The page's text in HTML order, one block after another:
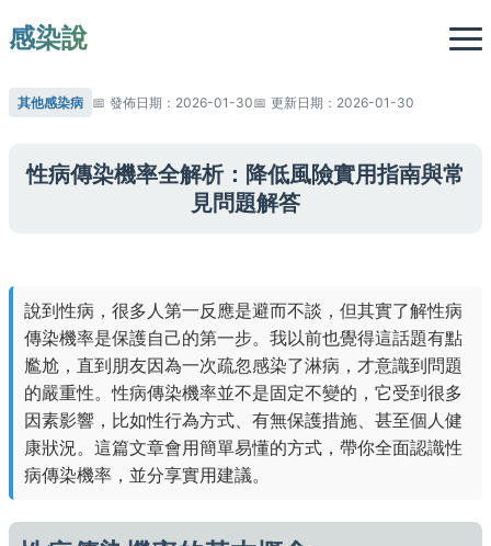
感染說
其他感染病 發佈日期：2026-01-30 更新日期：2026-01-30
性病傳染機率全解析：降低風險實用指南與常
見問題解答
說到性病，很多人第一反應是避而不談，但其實了解性病
傳染機率是保護自己的第一步。我以前也覺得這話題有點
尷尬，直到朋友因為一次疏忽感染了淋病，才意識到問題
的嚴重性。性病傳染機率並不是固定不變的，它受到很多
因素影響，比如性行為方式、有無保護措施、甚至個人健
康狀況。這篇文章會用簡單易懂的方式，帶你全面認識性
病傳染機率，並分享實用建議。